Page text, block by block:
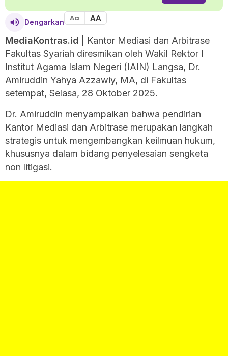
Dengarkan Aa AA
MediaKontras.id | Kantor Mediasi dan Arbitrase
Fakultas Syariah diresmikan oleh Wakil Rektor I
Institut Agama Islam Negeri (IAIN) Langsa, Dr.
Amiruddin Yahya Azzawiy, MA, di Fakultas
setempat, Selasa, 28 Oktober 2025.
Dr. Amiruddin menyampaikan bahwa pendirian
Kantor Mediasi dan Arbitrase merupakan langkah
strategis untuk mengembangkan keilmuan hukum,
khususnya dalam bidang penyelesaian sengketa
non litigasi.